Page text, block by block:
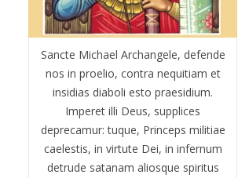
Sancte Michael Archangele, defende
nos in proelio, contra nequitiam et
insidias diaboli esto praesidium.
Imperet illi Deus, supplices
deprecamur: tuque, Princeps militiae
caelestis, in virtute Dei, in infernum
detrude satanam aliosque spiritus